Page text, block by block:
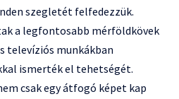
szegletét felfedezzük.
a legfontosabb mérföldkövek
televíziós munkákban
ismerték el tehetségét.
csak egy átfogó képet kap